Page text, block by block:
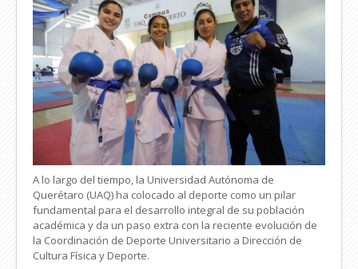
A lo largo del tiempo, la Universidad Autónoma de
Querétaro (UAQ) ha colocado al deporte como un pilar
fundamental para el desarrollo integral de su población
académica y da un paso extra con la reciente evolución de
la Coordinación de Deporte Universitario a Dirección de
Cultura Física y Deporte.